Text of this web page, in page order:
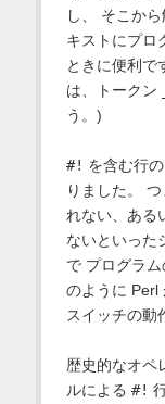
し、 そこか
キストにプロ
ときに便利で
は、トークン
う。)
#! を含む行
りました。 つ
れない、ある
ないといった
で プログラ
のように Perl
スイッチの動
歴史的なオペ
ルによる #!